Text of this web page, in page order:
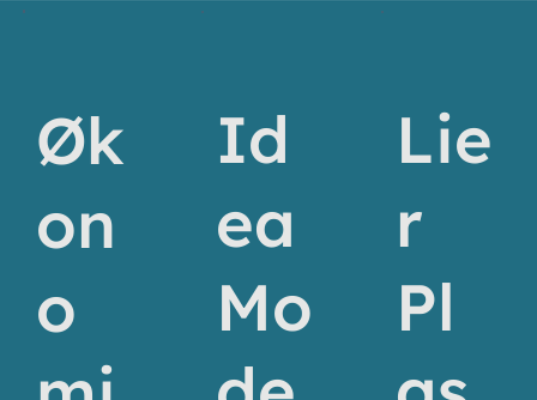
Øk
on
o
Id
ea
Mo
Lie
r
Pl